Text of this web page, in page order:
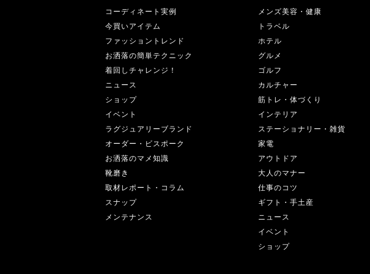
コーディネート実例
今買いアイテム
ファッショントレンド
お洒落の簡単テクニック
着回しチャレンジ！
ニュース
ショップ
イベント
ラグジュアリーブランド
オーダー・ビスポーク
お洒落のマメ知識
靴磨き
取材レポート・コラム
スナップ
メンテナンス
メンズ美容・健康
トラベル
ホテル
グルメ
ゴルフ
カルチャー
筋トレ・体づくり
インテリア
ステーショナリー・雑貨
家電
アウトドア
大人のマナー
仕事のコツ
ギフト・手土産
ニュース
イベント
ショップ